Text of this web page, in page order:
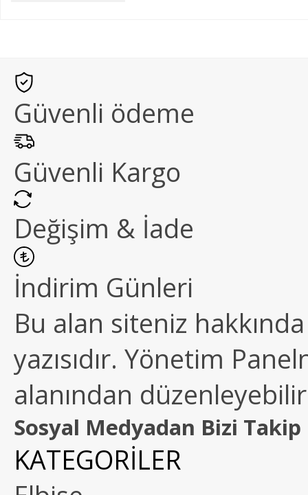
Güvenli ödeme
Güvenli Kargo
Değişim & İade
İndirim Günleri
Bu alan siteniz
yazısıdır. Yönetim
alanından
Sosyal Medyadan Bizi Takip
KATEGORİLER